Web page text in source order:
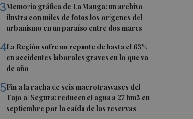
3Memoria gráfica de La Manga: un archivo
ilustra con miles de fotos los orígenes del
urbanismo en un paraíso entre dos mares
4La Región sufre un repunte de hasta el 63%
en accidentes laborales graves en lo que va
de año
5Fin a la racha de seis macrotrasvases del
Tajo al Segura: reducen el agua a 27 hm3 en
septiembre por la caída de las reservas